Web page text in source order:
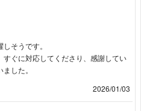
そうです。
すぐに対応してくださり、感謝してい
した。
2026/01/03